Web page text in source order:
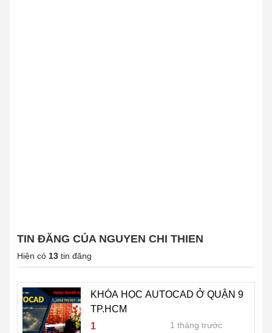
TIN ĐĂNG CỦA NGUYEN CHI THIEN
Hiện có 13 tin đăng
KHÓA HỌC AUTOCAD Ở QUẬN 9
TP.HCM
1
1 tháng trước